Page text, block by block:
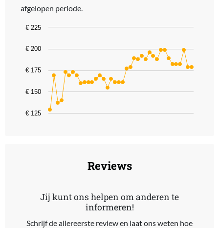
afgelopen periode.
Chart
Line chart with 38 data points.
The chart has 1 X axis displaying categories.
The chart has 1 Y axis displaying values. Data ranges from 129 to
€ 125
€ 150
€ 175
€ 200
€ 225
Reviews
Jij kunt ons helpen om anderen te
informeren!
Schrijf de allereerste review en laat ons weten hoe